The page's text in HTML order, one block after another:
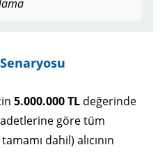
5.000.000 TL değerinde
adetlerine göre tüm
dahil) alıcının